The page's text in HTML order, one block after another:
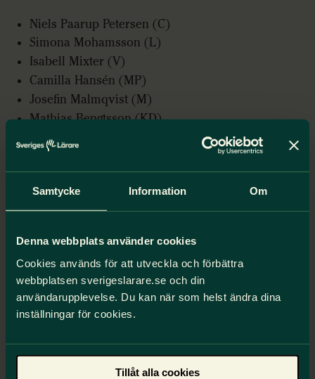
Samtycke Information Om
Denna webbplats använder cookies
Cookies används för att utveckla och förbättra
webbplatsen sverigeslarare.se och din
användarupplevelse. Du kan när som helst ändra dina
inställningar för cookies.
Tillåt alla cookies
Niels Paarup Petersen (C)
Simona Mohamsson (L)
Isabell Mixter (V)
Camilla Hansén (MP)
Josefin Malmqvist (M)
Mathias Bengtsson (KD)
Patrik Reslow (SD)
Ett nytt avsnitt släpps varje vecka.
Podcaster och andra poddplattformar
Kontakt:
Hanna Garberg
hanna.garberg@fvsverigeslarare.se